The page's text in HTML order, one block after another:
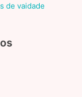
de vaidade